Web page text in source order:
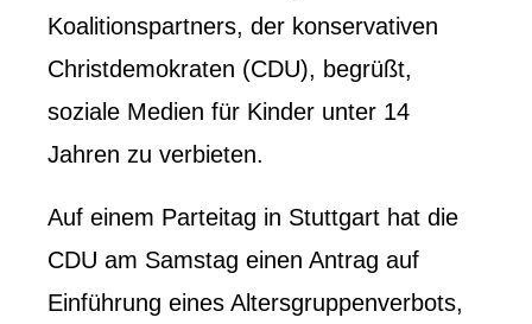
Koalitionspartners, der konservativen
Christdemokraten (CDU), begrüßt,
soziale Medien für Kinder unter 14
Jahren zu verbieten.
Auf einem Parteitag in Stuttgart hat die
CDU am Samstag einen Antrag auf
Einführung eines Altersgruppenverbots,